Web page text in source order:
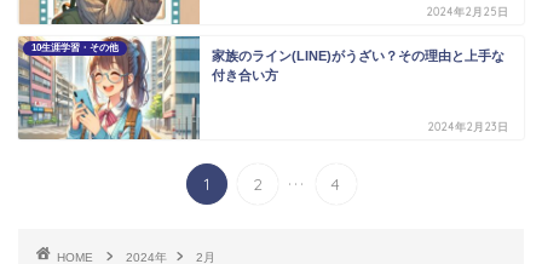
2024年2月25日
10生涯学習・その他
家族のライン(LINE)がうざい？その理由と上手な
付き合い方
2024年2月23日
1 2 ... 4
HOME 2024年 2月